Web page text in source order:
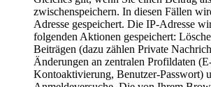
zwischenspeichern. In diesen Fällen
Adresse gespeichert. Die IP-Adresse
folgenden Aktionen gespeichert:
Beiträgen (dazu zählen Private
Änderungen an zentralen Profildaten
Kontoaktivierung, Benutzer-Passwort)